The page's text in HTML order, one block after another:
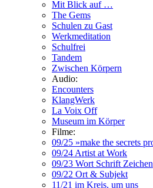
Mit Blick auf …
The Gems
Schulen zu Gast
Werkmeditation
Schulfrei
Tandem
Zwischen Körpern
Audio:
Encounters
KlangWerk
La Voix Off
Museum im Körper
Filme:
09/25 »make the secrets
09/24 Artist at Work
09/23 Wort Schrift Zeichen
09/22 Ort & Subjekt
11/21 im Kreis, um uns